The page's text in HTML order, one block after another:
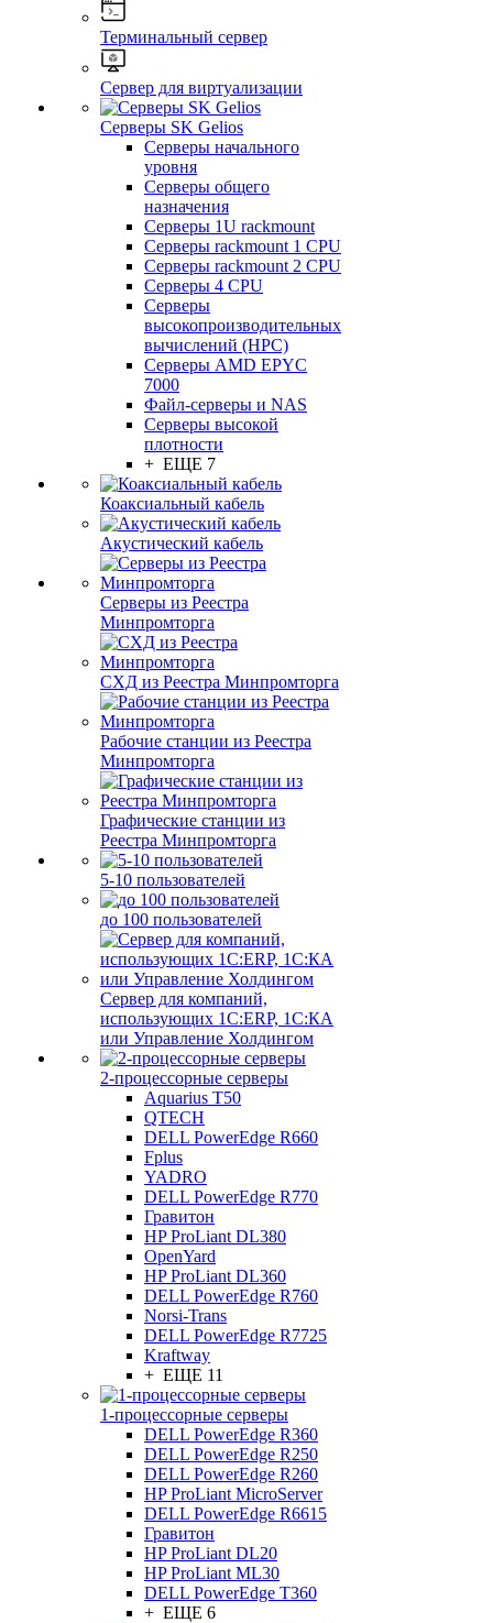
Терминальный сервер
Сервер для виртуализации
Серверы SK Gelios
Серверы начального
уровня
Серверы общего
назначения
Серверы 1U rackmount
Серверы rackmount 1 CPU
Серверы rackmount 2 CPU
Серверы 4 CPU
Серверы
высокопроизводительных
вычислений (HPC)
Серверы AMD EPYC
7000
Файл-серверы и NAS
Серверы высокой
плотности
+ ЕЩЕ 7
Коаксиальный кабель
Акустический кабель
Серверы из Реестра
Минпромторга
СХД из Реестра Минпромторга
Рабочие станции из Реестра
Минпромторга
Графические станции из
Реестра Минпромторга
5-10 пользователей
до 100 пользователей
Сервер для компаний,
использующих 1C:ERP, 1С:КА
или Управление Холдингом
2-процессорные серверы
Aquarius T50
QTECH
DELL PowerEdge R660
Fplus
YADRO
DELL PowerEdge R770
Гравитон
HP ProLiant DL380
OpenYard
HP ProLiant DL360
DELL PowerEdge R760
Norsi-Trans
DELL PowerEdge R7725
Kraftway
+ ЕЩЕ 11
1-процессорные серверы
DELL PowerEdge R360
DELL PowerEdge R250
DELL PowerEdge R260
HP ProLiant MicroServer
DELL PowerEdge R6615
Гравитон
HP ProLiant DL20
HP ProLiant ML30
DELL PowerEdge T360
+ ЕЩЕ 6